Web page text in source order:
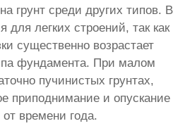
грунт среди других типов. В
для легких строений, так как
существенно возрастает
фундамента. При малом
пучинистых грунтах,
приподнимание и опускание
времени года.